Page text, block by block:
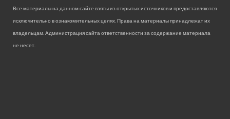
Все материалы на данном сайте взяты из открытых источников и предоставляются
исключительно в ознакомительных целях. Права на материалы принадлежат их
владельцам. Администрация сайта ответственности за содержание материала
не несет.